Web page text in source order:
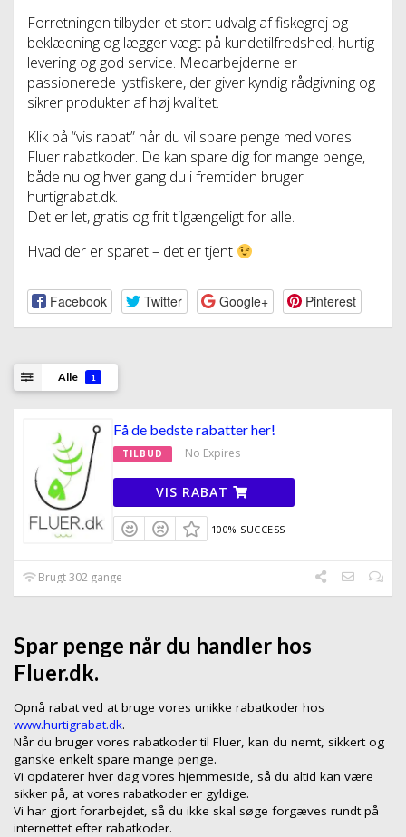
Forretningen tilbyder et stort udvalg af fiskegrej og
beklædning og lægger vægt på kundetilfredshed, hurtig
levering og god service. Medarbejderne er
passionerede lystfiskere, der giver kyndig rådgivning og
sikrer produkter af høj kvalitet.
Klik på “vis rabat” når du vil spare penge med vores
Fluer rabatkoder. De kan spare dig for mange penge,
både nu og hver gang du i fremtiden bruger
hurtigrabat.dk.
Det er let, gratis og frit tilgængeligt for alle.
Hvad der er sparet – det er tjent
Facebook Twitter Google+ Pinterest
Alle 1
Få de bedste rabatter her!
TILBUD No Expires
VIS RABAT
100% SUCCESS
Brugt 302 gange
Spar penge når du handler hos
Fluer.dk.
Opnå rabat ved at bruge vores unikke rabatkoder hos
www.hurtigrabat.dk.
Når du bruger vores rabatkoder til Fluer, kan du nemt, sikkert og
ganske enkelt spare mange penge.
Vi opdaterer hver dag vores hjemmeside, så du altid kan være
sikker på, at vores rabatkoder er gyldige.
Vi har gjort forarbejdet, så du ikke skal søge forgæves rundt på
internettet efter rabatkoder.